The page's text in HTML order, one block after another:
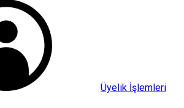
Üyelik İşlemleri